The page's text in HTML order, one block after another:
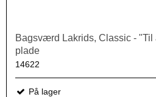
Bagsværd Lakrids, Classic - "Til
plade
14622
På lager